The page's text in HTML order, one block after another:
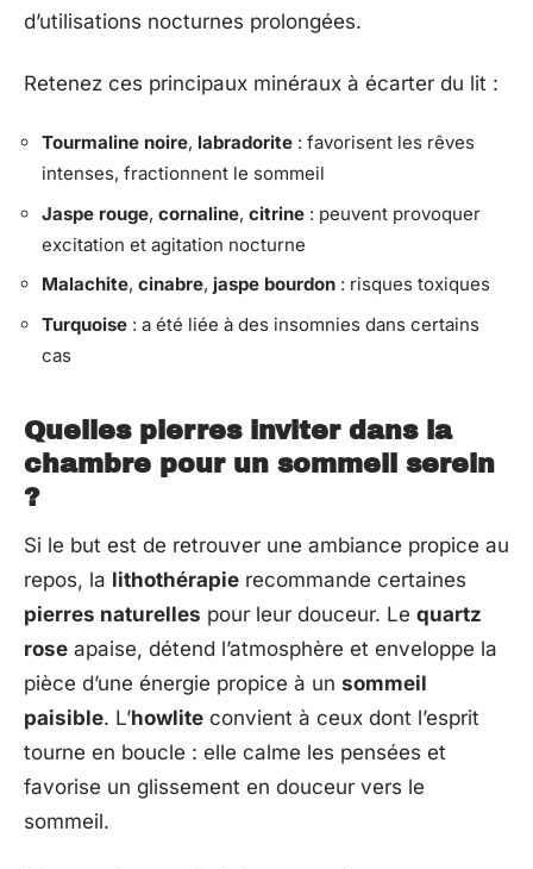
d’utilisations nocturnes prolongées.
Retenez ces principaux minéraux à écarter du lit :
Tourmaline noire, labradorite : favorisent les rêves
intenses, fractionnent le sommeil
Jaspe rouge, cornaline, citrine : peuvent provoquer
excitation et agitation nocturne
Malachite, cinabre, jaspe bourdon : risques toxiques
Turquoise : a été liée à des insomnies dans certains
cas
Quelles pierres inviter dans la
chambre pour un sommeil serein
?
Si le but est de retrouver une ambiance propice au
repos, la lithothérapie recommande certaines
pierres naturelles pour leur douceur. Le quartz
rose apaise, détend l’atmosphère et enveloppe la
pièce d’une énergie propice à un sommeil
paisible. L’howlite convient à ceux dont l’esprit
tourne en boucle : elle calme les pensées et
favorise un glissement en douceur vers le
sommeil.